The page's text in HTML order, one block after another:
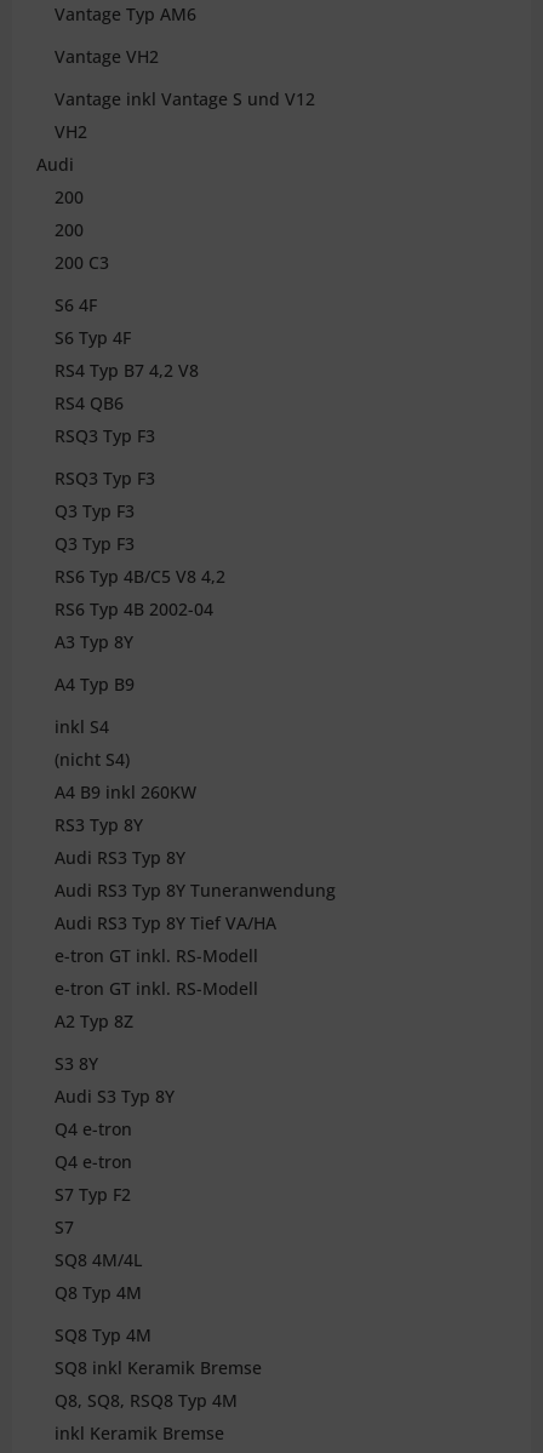
Vantage Typ AM6
Vantage VH2
Vantage inkl Vantage S und V12
VH2
Audi
200
200
200 C3
S6 4F
S6 Typ 4F
RS4 Typ B7 4,2 V8
RS4 QB6
RSQ3 Typ F3
RSQ3 Typ F3
Q3 Typ F3
Q3 Typ F3
RS6 Typ 4B/C5 V8 4,2
RS6 Typ 4B 2002-04
A3 Typ 8Y
A4 Typ B9
inkl S4
(nicht S4)
A4 B9 inkl 260KW
RS3 Typ 8Y
Audi RS3 Typ 8Y
Audi RS3 Typ 8Y Tuneranwendung
Audi RS3 Typ 8Y Tief VA/HA
e-tron GT inkl. RS-Modell
e-tron GT inkl. RS-Modell
A2 Typ 8Z
S3 8Y
Audi S3 Typ 8Y
Q4 e-tron
Q4 e-tron
S7 Typ F2
S7
SQ8 4M/4L
Q8 Typ 4M
SQ8 Typ 4M
SQ8 inkl Keramik Bremse
Q8, SQ8, RSQ8 Typ 4M
inkl Keramik Bremse